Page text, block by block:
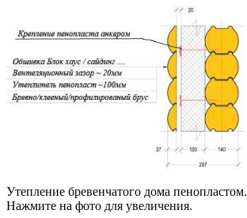
Утепление бревенчатого дома пенопластом.
Нажмите на фото для увеличения.